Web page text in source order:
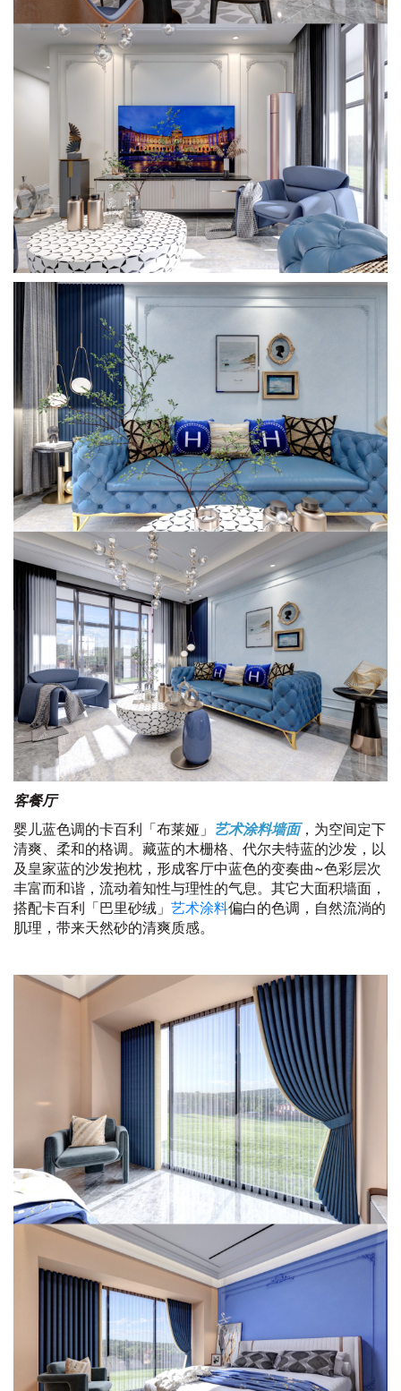
客餐厅
婴儿蓝色调的卡百利「布莱娅」 艺术涂料墙面，为空间定下
清爽、柔和的格调。藏蓝的木栅格、代尔夫特蓝的沙发，以
及皇家蓝的沙发抱枕，形成客厅中蓝色的变奏曲~色彩层次
丰富而和谐，流动着知性与理性的气息。其它大面积墙面，
搭配卡百利「巴里砂绒」 艺术涂料偏白的色调，自然流淌的
肌理，带来天然砂的清爽质感。